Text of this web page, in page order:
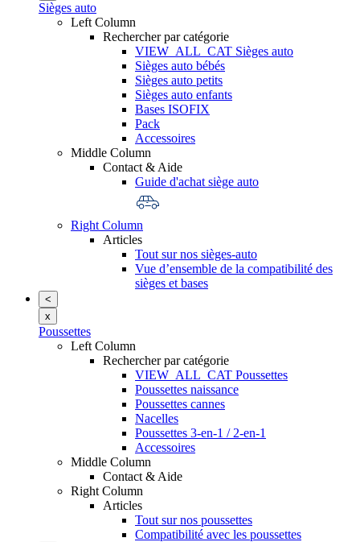
Sièges auto
Left Column
Rechercher par catégorie
VIEW_ALL_CAT Sièges auto
Sièges auto bébés
Sièges auto petits
Sièges auto enfants
Bases ISOFIX
Pack
Accessoires
Middle Column
Contact & Aide
Guide d'achat siège auto
Right Column
Articles
Tout sur nos sièges-auto
Vue d’ensemble de la compatibilité des
sièges et bases
<
x
Poussettes
Left Column
Rechercher par catégorie
VIEW_ALL_CAT Poussettes
Poussettes naissance
Poussettes cannes
Nacelles
Poussettes 3-en-1 / 2-en-1
Accessoires
Middle Column
Contact & Aide
Right Column
Articles
Tout sur nos poussettes
Compatibilité avec les poussettes